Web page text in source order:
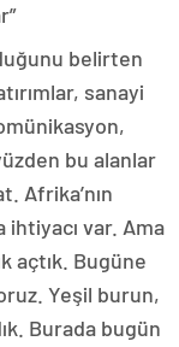
belirten
sanayi
bu alanlar
Afrika’nın
var. Ama
açtık. Bugüne
Yeşil burun,
Burada bugün